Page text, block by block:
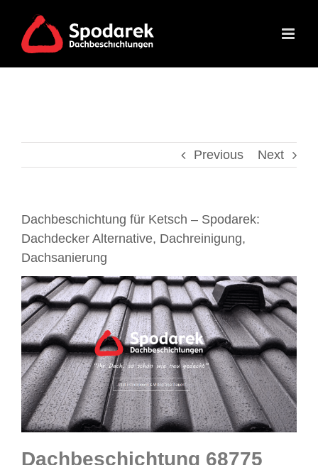
content
Previous Next
Dachbeschichtung für Ketsch – Spodarek:
Dachdecker Alternative, Dachreinigung,
Dachsanierung
Dachbeschichtung 68775